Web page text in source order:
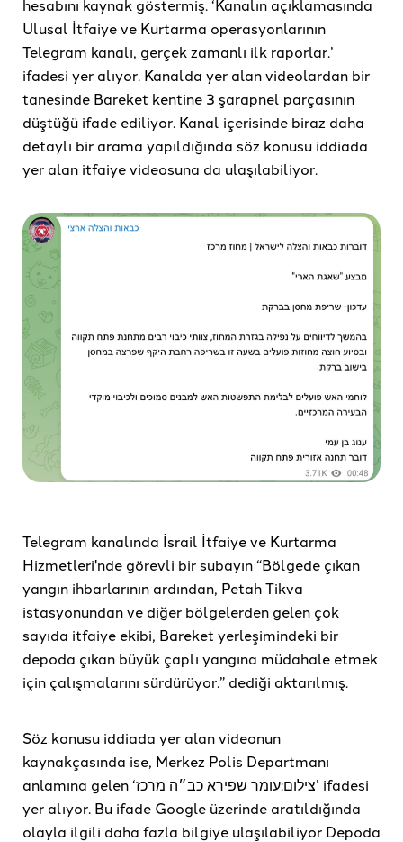
hesabını kaynak göstermiş. ‘Kanalın açıklamasında
Ulusal İtfaiye ve Kurtarma operasyonlarının
Telegram kanalı, gerçek zamanlı ilk raporlar.’
ifadesi yer alıyor. Kanalda yer alan videolardan bir
tanesinde Bareket kentine 3 şarapnel parçasının
düştüğü ifade ediliyor. Kanal içerisinde biraz daha
detaylı bir arama yapıldığında söz konusu iddiada
yer alan itfaiye videosuna da ulaşılabiliyor.
Telegram kanalında İsrail İtfaiye ve Kurtarma
Hizmetleri'nde görevli bir subayın “Bölgede çıkan
yangın ihbarlarının ardından, Petah Tikva
istasyonundan ve diğer bölgelerden gelen çok
sayıda itfaiye ekibi, Bareket yerleşimindeki bir
depoda çıkan büyük çaplı yangına müdahale etmek
için çalışmalarını sürdürüyor.” dediği aktarılmış.
Söz konusu iddiada yer alan videonun
kaynakçasında ise, Merkez Polis Departmanı
anlamına gelen ‘צילום:עומר שפירא כב״ה מרכז’ ifadesi
yer alıyor. Bu ifade Google üzerinde aratıldığında
olayla ilgili daha fazla bilgiye ulaşılabiliyor Depoda